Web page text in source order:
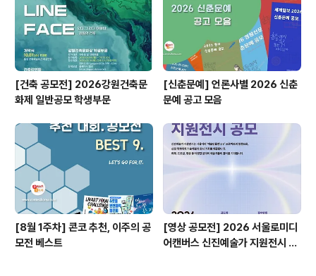
[건축 공모전] 2026강원건축문
화제 일반공모 학생부문
[신춘문예] 언론사별 2026 신춘
문예 공고 모음
[8월 1주차] 콘코 추천, 이주의 공
모전 베스트
[영상 공모전] 2026 서울로미디
어캔버스 신진예술가 지원전시 공